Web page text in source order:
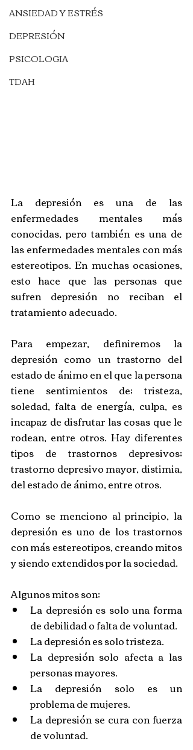
ANSIEDAD Y ESTRÉS
DEPRESIÓN
PSICOLOGIA
TDAH
La depresión es una de las
enfermedades mentales más
conocidas, pero también es una de
las enfermedades mentales con más
estereotipos. En muchas ocasiones,
esto hace que las personas que
sufren depresión no reciban el
tratamiento adecuado.
Para empezar, definiremos la
depresión como un trastorno del
estado de ánimo en el que la persona
tiene sentimientos de; tristeza,
soledad, falta de energía, culpa, es
incapaz de disfrutar las cosas que le
rodean, entre otros. Hay diferentes
tipos de trastornos depresivos;
trastorno depresivo mayor, distimia,
del estado de ánimo, entre otros.
Como se menciono al principio, la
depresión es uno de los trastornos
con más estereotipos, creando mitos
y siendo extendidos por la sociedad.
Algunos mitos son:
La depresión es solo una forma
de debilidad o falta de voluntad.
La depresión es solo tristeza.
La depresión solo afecta a las
personas mayores.
La depresión solo es un
problema de mujeres.
La depresión se cura con fuerza
de voluntad.